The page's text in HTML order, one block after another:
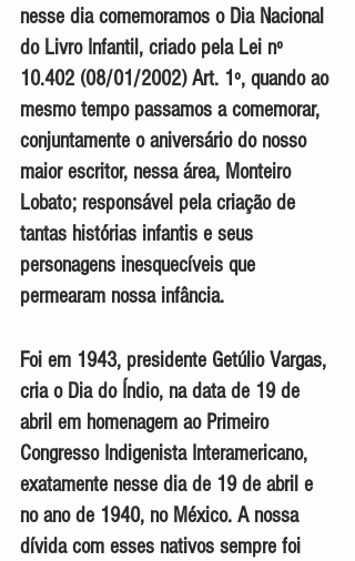
nesse dia comemoramos o Dia Nacional
do Livro Infantil, criado pela Lei nº
10.402 (08/01/2002) Art. 1º, quando ao
mesmo tempo passamos a comemorar,
conjuntamente o aniversário do nosso
maior escritor, nessa área, Monteiro
Lobato; responsável pela criação de
tantas histórias infantis e seus
personagens inesquecíveis que
permearam nossa infância.
Foi em 1943, presidente Getúlio Vargas,
cria o Dia do Índio, na data de 19 de
abril em homenagem ao Primeiro
Congresso Indigenista Interamericano,
exatamente nesse dia de 19 de abril e
no ano de 1940, no México. A nossa
dívida com esses nativos sempre foi